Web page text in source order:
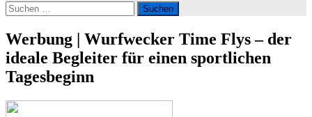
Suchen
nach:
Werbung | Wurfwecker Time Flys – der
ideale Begleiter für einen sportlichen
Tagesbeginn